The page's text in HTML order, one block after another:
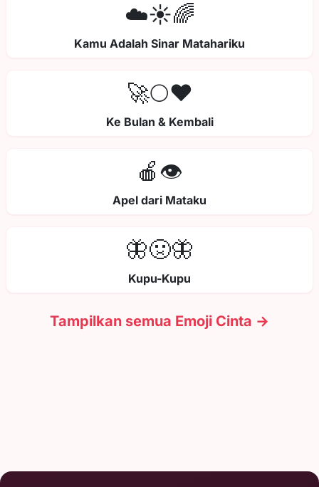
☁️☀️🌈
Kamu Adalah Sinar Matahariku
🚀🌕❤️
Ke Bulan & Kembali
🍎👁️
Apel dari Mataku
🦋🤢🦋
Kupu-Kupu
Tampilkan semua Emoji Cinta →